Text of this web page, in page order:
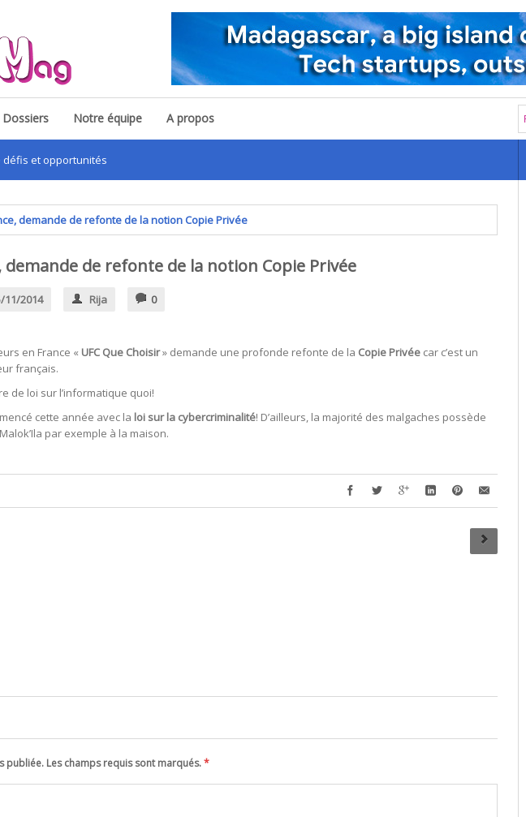
Dossiers Notre équipe A propos
opportunités
demande de refonte de la notion Copie Privée
demande de refonte de la notion Copie Privée
11/2014 Rija 0
en France « UFC Que Choisir» demande une profonde refonte de la Copie Privée car c’est un
français.
de loi sur l’informatique quoi!
cette année avec la loi sur la cybercriminalité! D’ailleurs, la majorité des malgaches possède
par exemple à la maison.
publiée. Les champs requis sont marqués.*